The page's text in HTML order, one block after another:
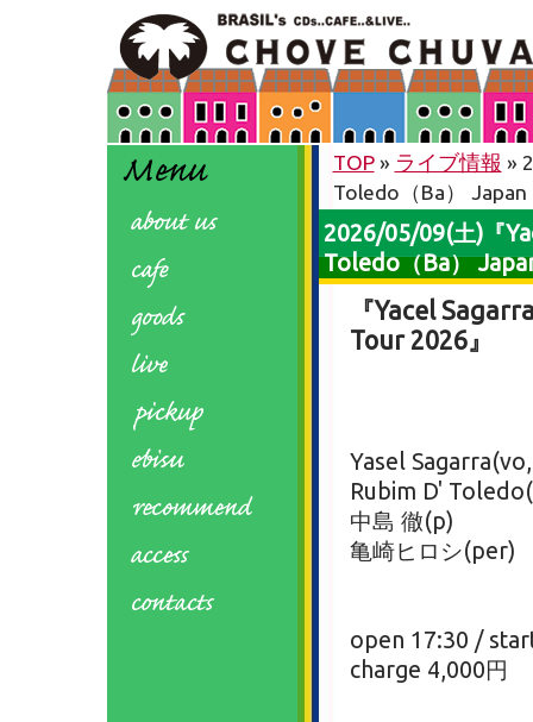
TOP» ライブ情報 »
Toledo（Ba）
2026/05/09(土)『
Toledo（Ba）
『Yacel
Tour 2026』
Yasel
Rubim D'
中島 徹(p)
亀崎ヒロシ(per)
open 17:30 /
charge 4,000円